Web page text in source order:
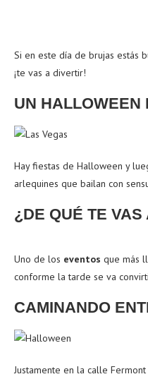
Si en este día de brujas estás
¡te vas a divertir!
UN HALLOWEEN
Hay fiestas de Halloween y
arlequines que bailan con
¿DE QUÉ TE
Uno de los eventos que más
conforme la tarde se va
CAMINANDO
Justamente en la calle